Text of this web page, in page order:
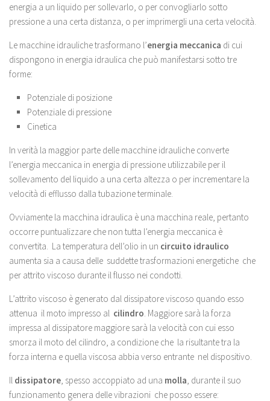
energia a un liquido per sollevarlo, o per convogliarlo sotto
pressione a una certa distanza, o per imprimergli una certa velocità.
Le macchine idrauliche trasformano l’energia meccanica di cui
dispongono in energia idraulica che può manifestarsi sotto tre
forme:
Potenziale di posizione
Potenziale di pressione
Cinetica
In verità la maggior parte delle macchine idrauliche converte
l’energia meccanica in energia di pressione utilizzabile per il
sollevamento del liquido a una certa altezza o per incrementare la
velocità di efflusso dalla tubazione terminale.
Ovviamente la macchina idraulica è una macchina reale, pertanto
occorre puntualizzare che non tutta l’energia meccanica è
convertita. La temperatura dell’olio in un circuito idraulico
aumenta sia a causa delle suddette trasformazioni energetiche che
per attrito viscoso durante il flusso nei condotti.
L’attrito viscoso è generato dal dissipatore viscoso quando esso
attenua il moto impresso al cilindro . Maggiore sarà la forza
impressa al dissipatore maggiore sarà la velocità con cui esso
smorza il moto del cilindro, a condizione che la risultante tra la
forza interna e quella viscosa abbia verso entrante nel dispositivo.
Il dissipatore , spesso accoppiato ad una molla , durante il suo
funzionamento genera delle vibrazioni che posso essere: